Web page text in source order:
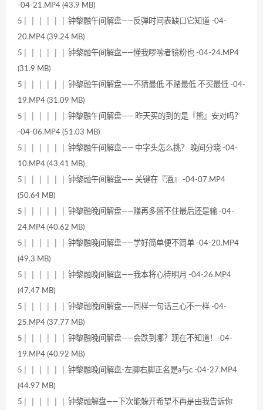
-04-21.MP4 (43.9 MB)
5│ │ │ │ │ │ 钟黎融午间解盘——反弹时间表缺口它知道 -04-
20.MP4 (39.24 MB)
5│ │ │ │ │ │ 钟黎融午间解盘——懂我啰嗦者镜粉也 -04-24.MP4
(31.9 MB)
5│ │ │ │ │ │ 钟黎融午间解盘——不猜最低 不赌最低 不买最低 -04-
19.MP4 (31.09 MB)
5│ │ │ │ │ │ 钟黎融午间解盘—— 昨天买的到的是『熊』安对吗？
-04-06.MP4 (51.03 MB)
5│ │ │ │ │ │ 钟黎融午间解盘—— 中字头怎么挑？ 晚间分晓 -04-
10.MP4 (43.41 MB)
5│ │ │ │ │ │ 钟黎融午间解盘—— 关键在『酒』 -04-07.MP4
(50.64 MB)
5│ │ │ │ │ │ 钟黎融晚间解盘——赚再多留不住最后还是输 -04-
24.MP4 (40.62 MB)
5│ │ │ │ │ │ 钟黎融晚间解盘——学好简单便不简单 -04-20.MP4
(49.3 MB)
5│ │ │ │ │ │ 钟黎融晚间解盘——我本将心待明月 -04-26.MP4
(47.47 MB)
5│ │ │ │ │ │ 钟黎融晚间解盘——同样一句话三心不一样 -04-
25.MP4 (37.77 MB)
5│ │ │ │ │ │ 钟黎融晚间解盘——会跌到哪？现在不知道！-04-
19.MP4 (40.92 MB)
5│ │ │ │ │ │ 钟黎融晚间解盘-左脚右脚正名是a与c -04-27.MP4
(44.97 MB)
5│ │ │ │ │ │ 钟黎融解盘——下次能躲开希望不再是由我告诉你